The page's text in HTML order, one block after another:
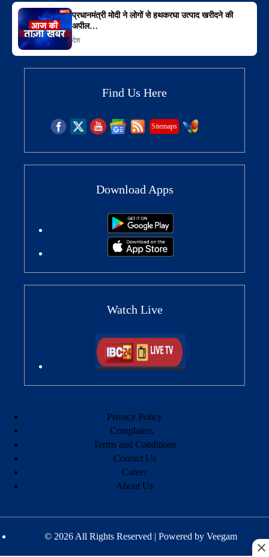
प्रधानमंत्री मोदी ने लोगों से हथकरघा उत्पाद खरीदने की
अपील…
देश
Find Us Here
Sitemaps
Download Apps
Watch Live
Privacy Policy
Complaints
Terms and Conditions
Contact Us
Career
About Us
© 2026 All Rights Reserved | Powered by Veegam